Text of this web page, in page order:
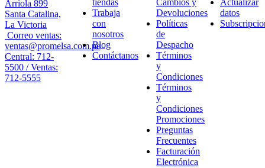
Arriola 899
Santa Catalina,
La Victoria
Correo ventas:
ventas@promelsa.com.pe
Central: 712-
5500 / Ventas:
712-5555
tiendas
Trabaja
con
nosotros
Blog
Contáctanos
Cambios y
Devoluciones
Políticas
de
Despacho
Términos
y
Condiciones
Términos
y
Condiciones
Promociones
Preguntas
Frecuentes
Facturación
Electrónica
Actualizar
datos